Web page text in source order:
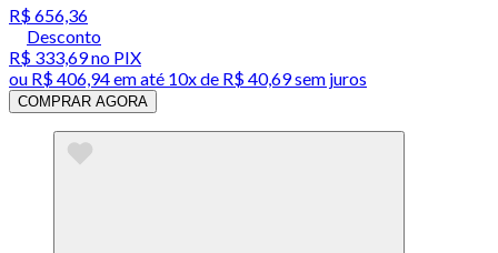
R$ 656,36
Desconto
R$ 333,69no PIX
ou R$ 406,94em até 10x de R$ 40,69 sem juros
COMPRAR AGORA